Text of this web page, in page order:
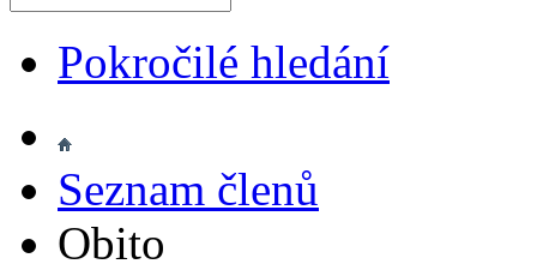
Pokročilé hledání
Seznam členů
Obito